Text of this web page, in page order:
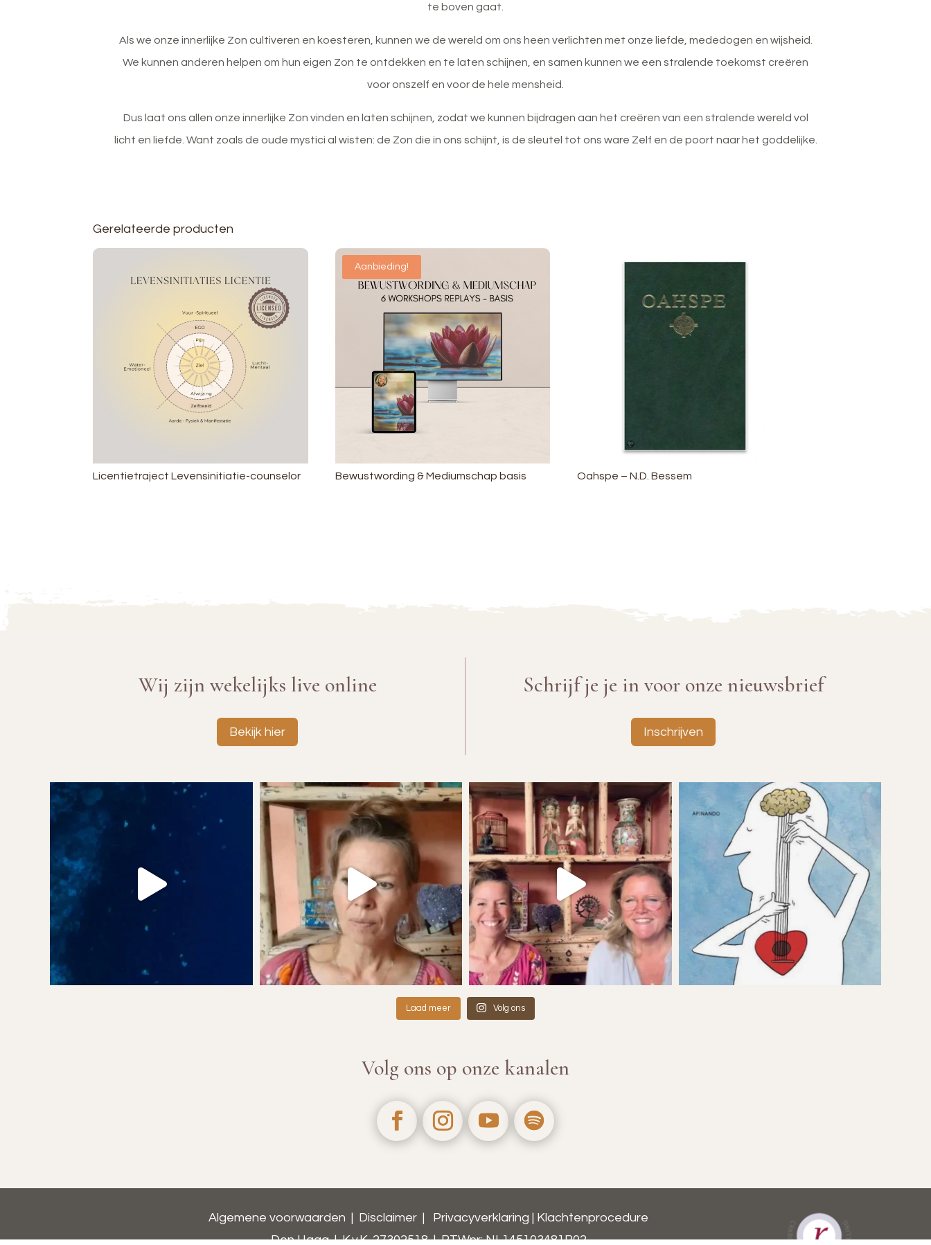
te boven gaat.
Als we onze innerlijke Zon cultiveren en koesteren, kunnen we de wereld om ons heen verlichten met onze liefde, mededogen en wijsheid.
We kunnen anderen helpen om hun eigen Zon te ontdekken en te laten schijnen, en samen kunnen we een stralende toekomst creëren
voor onszelf en voor de hele mensheid.
Dus laat ons allen onze innerlijke Zon vinden en laten schijnen, zodat we kunnen bijdragen aan het creëren van een stralende wereld vol
licht en liefde. Want zoals de oude mystici al wisten: de Zon die in ons schijnt, is de sleutel tot ons ware Zelf en de poort naar het goddelijke.
Gerelateerde producten
Licentietraject Levensinitiatie-counselor
Aanbieding!
Bewustwording & Mediumschap basis Oahspe – N.D. Bessem
Wij zijn wekelijks live online
Bekijk hier
Schrijf je je in voor onze nieuwsbrief
Inschrijven
Laad meer Volg ons
Volg ons op onze kanalen
Algemene voorwaarden | Disclaimer | Privacyverklaring | Klachtenprocedure
Den Haag | K.v.K. 27302518 | BTWnr: NL145103481B02​